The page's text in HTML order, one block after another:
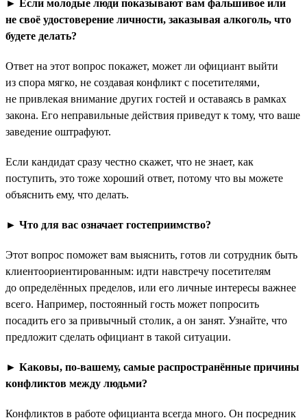
► Если молодые люди показывают вам фальшивое или
не своё удостоверение личности, заказывая алкоголь, что
будете делать?
Ответ на этот вопрос покажет, может ли официант выйти
из спора мягко, не создавая конфликт с посетителями,
не привлекая внимание других гостей и оставаясь в рамках
закона. Его неправильные действия приведут к тому, что ваше
заведение оштрафуют.
Если кандидат сразу честно скажет, что не знает, как
поступить, это тоже хороший ответ, потому что вы можете
объяснить ему, что делать.
► Что для вас означает гостеприимство?
Этот вопрос поможет вам выяснить, готов ли сотрудник быть
клиентоориентированным: идти навстречу посетителям
до определённых пределов, или его личные интересы важнее
всего. Например, постоянный гость может попросить
посадить его за привычный столик, а он занят. Узнайте, что
предложит сделать официант в такой ситуации.
► Каковы, по-вашему, самые распространённые причины
конфликтов между людьми?
Конфликтов в работе официанта всегда много. Он посредник